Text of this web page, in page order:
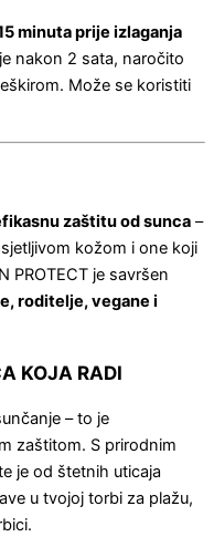
minuta prije izlaganja
nakon 2 sata, naročito
Može se koristiti
zaštitu od sunca –
kožom i one koji
PROTECT je savršen
roditelje, vegane i
KOJA RADI
– to je
zaštitom. S prirodnim
je od štetnih uticaja
u tvojoj torbi za plažu,